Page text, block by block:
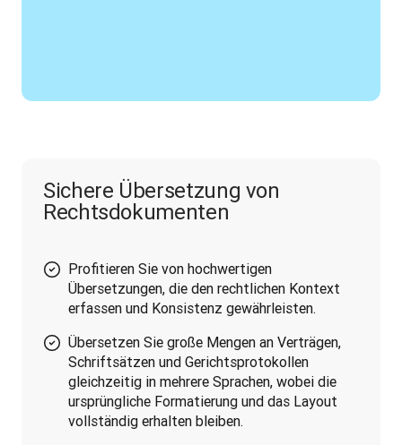
Sichere Übersetzung von
Rechtsdokumenten
Profitieren Sie von hochwertigen
Übersetzungen, die den rechtlichen Kontext
erfassen und Konsistenz gewährleisten.
Übersetzen Sie große Mengen an Verträgen,
Schriftsätzen und Gerichtsprotokollen
gleichzeitig in mehrere Sprachen, wobei die
ursprüngliche Formatierung und das Layout
vollständig erhalten bleiben.